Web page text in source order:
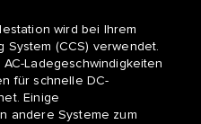
wird bei Ihrem
System (CCS) verwendet.
Ladegeschwindigkeiten
für schnelle DC-
Einige
andere Systeme zum